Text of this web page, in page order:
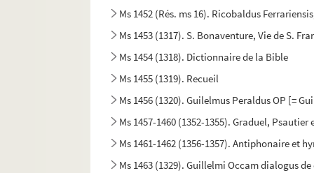
Ms 1452 (Rés. ms 16). Ricobaldus
Ms 1453 (1317). S. Bonaventure, Vie de S.
Ms 1454 (1318). Dictionnaire de la Bible
Ms 1455 (1319). Recueil
Ms 1456 (1320). Guilelmus Peraldus OP [=
Ms 1457-1460 (1352-1355). Graduel,
Ms 1461-1462 (1356-1357). Antiphonaire et
Ms 1463 (1329). Guillelmi Occam dialogus